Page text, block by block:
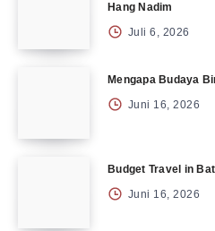
Hang Nadim
Juli 6, 2026
Mengapa Budaya
Juni 16, 2026
Budget Travel in
Juni 16, 2026